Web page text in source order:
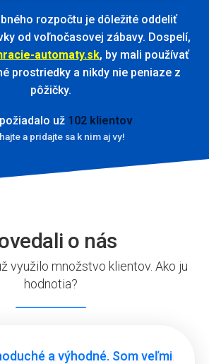
rozpočtu je dôležité oddeliť
od voľnočasovej zábavy. Dospelí,
automaty.sk, by mali používať
prostriedky a nikdy nie peniaze z
pôžičky.
už 102 klientov
a pridajte sa k nim aj vy!
o nás
využilo množstvo klientov. Ako ju
hodnotia?
a výhodné. Som veľmi